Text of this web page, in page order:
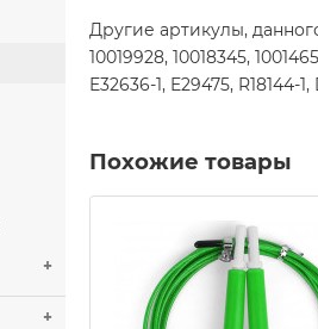
+
+
Другие артикулы,
10019928, 10018345,
E32636-1, E29475, R18144-
Похожие товары